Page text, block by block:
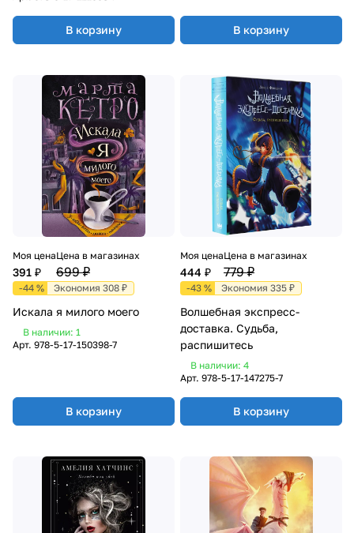
В корзину В корзину
Моя цена
391 ₽
Цена в магазинах
699 ₽
-44 % Экономия 308 ₽
Искала я милого моего
В наличии: 1
Арт. 978-5-17-150398-7
В корзину
Моя цена
444 ₽
Цена в магазинах
779 ₽
-43 % Экономия 335 ₽
Волшебная экспресс-
доставка. Судьба,
распишитесь
В наличии: 4
Арт. 978-5-17-147275-7
В корзину